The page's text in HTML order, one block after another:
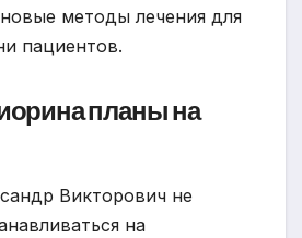
методы лечения для
пациентов.
планы на
Викторович не
на